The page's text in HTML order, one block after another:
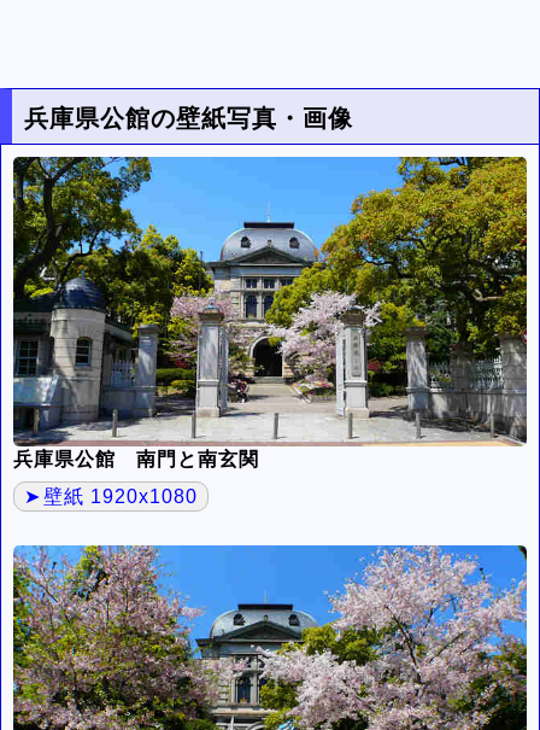
兵庫県公館の壁紙写真・画像
兵庫県公館 南門と南玄関
壁紙 1920x1080